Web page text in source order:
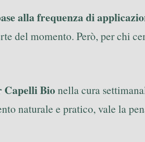
alla frequenza di
del momento. Però, per chi
Capelli Bionella cura
naturale e pratico, vale la